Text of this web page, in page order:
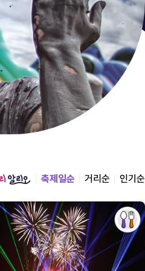
축제일순 거리순 인기순